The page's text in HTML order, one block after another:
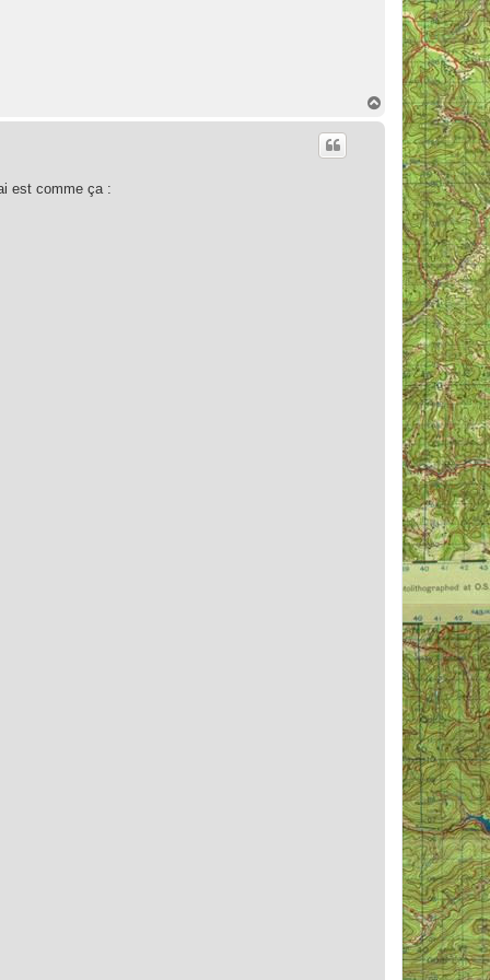
est comme ça :